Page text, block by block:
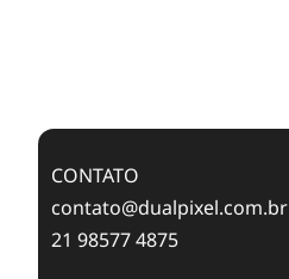
CONTATO
contato@dualpixel.com.br
21 98577 4875